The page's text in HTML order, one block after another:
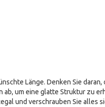
Länge. Denken Sie
ab, um eine glatte Struktur zu
und verschrauben Sie alles